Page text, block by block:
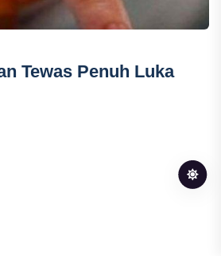
Tewas Penuh Luka